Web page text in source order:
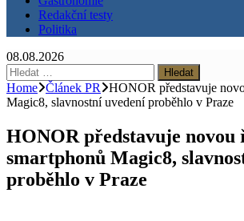
Redakční testy
Politika
08.08.2026
Vyhledávání
Home Článek PR
HONOR představuje
Magic8, slavnostní uvedení proběhlo v Praze
HONOR představuje novou
smartphonů Magic8,
proběhlo v Praze